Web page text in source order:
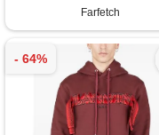
Farfetch